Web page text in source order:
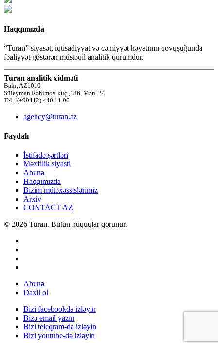
Haqqımızda
“Turan” siyasət, iqtisadiyyat və cəmiyyət həyatının qovuşuğunda
fəaliyyət göstərən müstəqil analitik qurumdur.
Turan analitik xidməti
Bakı, AZ1010
Süleyman Rəhimov küç.,186, Mən. 24
Tel.: (+99412) 440 11 96
agency@turan.az
Faydalı
İstifadə şərtləri
Məxfilik siyasti
Abunə
Haqqımızda
Bizim mütəxəssislərimiz
Arxiv
CONTACT AZ
© 2026 Turan. Bütün hüquqlar qorunur.
Abunə
Daxil ol
Bizi facebookda izləyin
Bizə email yazın
Bizi teleqram-da izləyin
Bizi youtube-də izləyin